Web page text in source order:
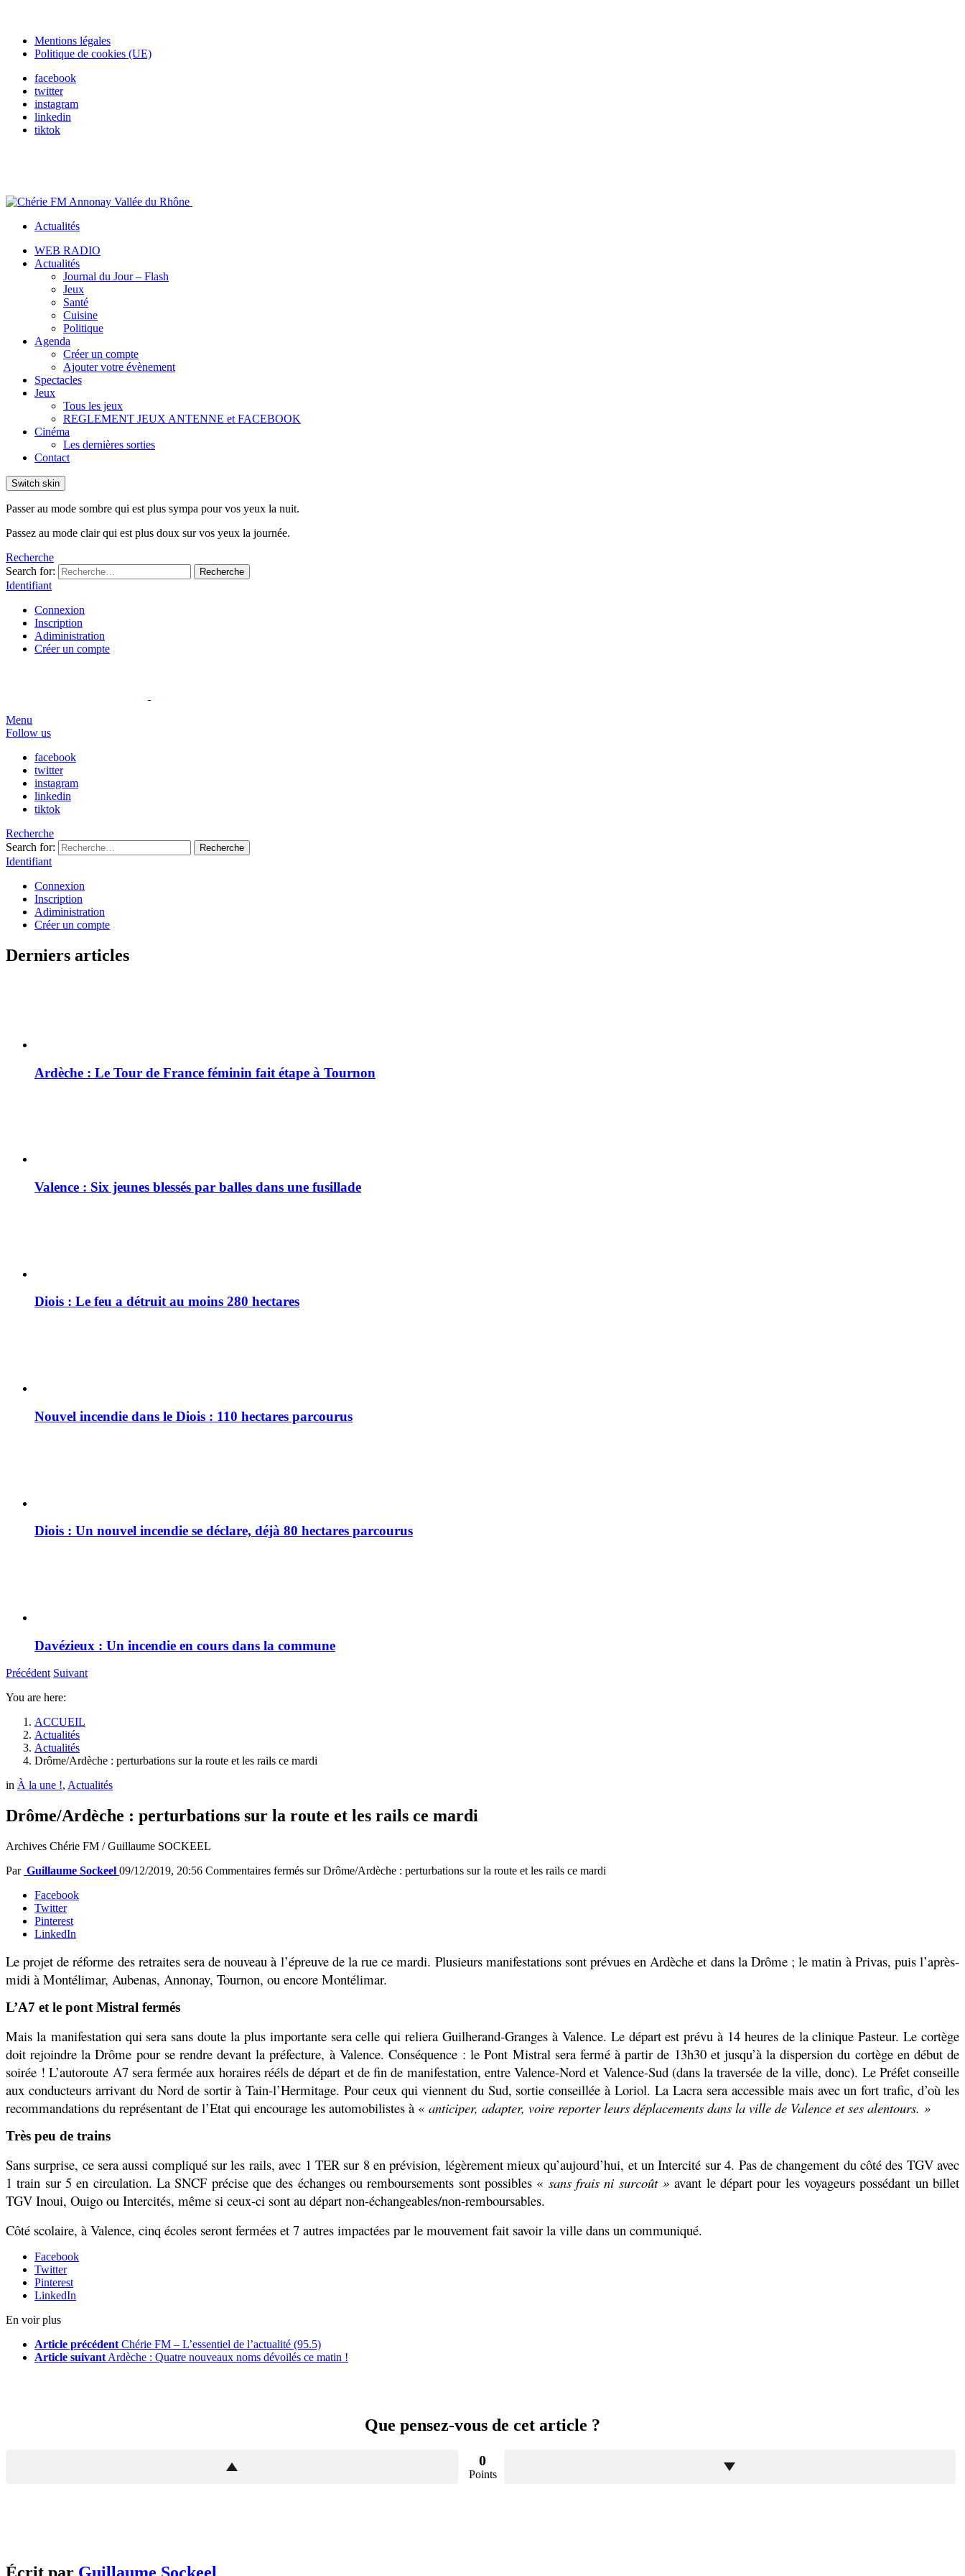
Mentions légales
Politique de cookies (UE)
facebook
twitter
instagram
linkedin
tiktok
Actualités
WEB RADIO
Actualités
Journal du Jour – Flash
Jeux
Santé
Cuisine
Politique
Agenda
Créer un compte
Ajouter votre évènement
Spectacles
Jeux
Tous les jeux
REGLEMENT JEUX ANTENNE et FACEBOOK
Cinéma
Les dernières sorties
Contact
Switch skin
Passer au mode sombre qui est plus sympa pour vos yeux la nuit.
Passez au mode clair qui est plus doux sur vos yeux la journée.
Recherche
Search for:
Recherche
Identifiant
Connexion
Inscription
Adiministration
Créer un compte
Menu
Follow us
facebook
twitter
instagram
linkedin
tiktok
Recherche
Search for:
Recherche
Identifiant
Connexion
Inscription
Adiministration
Créer un compte
Derniers articles
Ardèche : Le Tour de France féminin fait étape à Tournon
Valence : Six jeunes blessés par balles dans une fusillade
Diois : Le feu a détruit au moins 280 hectares
Nouvel incendie dans le Diois : 110 hectares parcourus
Diois : Un nouvel incendie se déclare, déjà 80 hectares parcourus
Davézieux : Un incendie en cours dans la commune
Précédent Suivant
You are here:
ACCUEIL
Actualités
Actualités
Drôme/Ardèche : perturbations sur la route et les rails ce mardi
in À la une !, Actualités
Drôme/Ardèche : perturbations sur la route et les rails ce mardi
Archives Chérie FM / Guillaume SOCKEEL
Par Guillaume Sockeel 09/12/2019, 20:56 Commentaires fermés sur Drôme/Ardèche : perturbations sur la route et les rails ce mardi
Facebook
Twitter
Pinterest
LinkedIn
Le projet de réforme des retraites sera de nouveau à l’épreuve de la rue ce mardi. Plusieurs manifestations sont prévues en Ardèche et dans la Drôme ; le matin à Privas, puis l’après-
midi à Montélimar, Aubenas, Annonay, Tournon, ou encore Montélimar.
L’A7 et le pont Mistral fermés
Mais lamanifestation qui sera sans doute la plus importante sera celle qui reliera Guilherand-Granges à Valence. Le départ est prévu à 14 heures de la clinique Pasteur. Le cortège
doit rejoindre la Drôme pour se rendre devant la préfecture, à Valence. Conséquence : le Pont Mistral sera fermé à partir de 13h30 et jusqu’à la dispersion du cortège en début de
soirée ! L’autoroute A7 sera fermée aux horaires rééls de départ et de fin de manifestation, entre Valence-Nord et Valence-Sud (dans la traversée de la ville, donc). Le Préfet conseille
aux conducteurs arrivant du Nord de sortir à Tain-l’Hermitage. Pour ceux qui viennent du Sud, sortie conseillée à Loriol. La Lacra sera accessible mais avec un fort trafic, d’où les
recommandations du représentant de l’Etat qui encourage les automobilistes à « anticiper, adapter, voire reporter leurs déplacements dans la ville de Valence et ses alentours. »
Très peu de trains
Sans surprise, ce sera aussi compliqué sur les rails, avec 1 TER sur 8 en prévision, légèrement mieux qu’aujourd’hui, et un Intercité sur 4. Pas de changement du côté des TGV avec
1 train sur 5 en circulation. La SNCF précise que des échanges ou remboursements sont possibles « sans frais ni surcoût » avant le départ pour les voyageurs possédant un billet
TGV Inoui, Ouigo ou Intercités, même si ceux-ci sont au départ non-échangeables/non-remboursables.
Côté scolaire, à Valence, cinq écoles seront fermées et 7 autres impactées par le mouvement fait savoir la ville dans un communiqué.
Facebook
Twitter
Pinterest
LinkedIn
En voir plus
Article précédent Chérie FM – L’essentiel de l’actualité (95.5)
Article suivant Ardèche : Quatre nouveaux noms dévoilés ce matin !
Que pensez-vous de cet article ?
0
Points